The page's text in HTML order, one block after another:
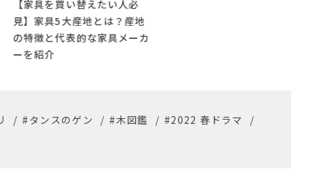
/ #タンスのゲン / #木図鑑 / #2022 春ドラマ
/